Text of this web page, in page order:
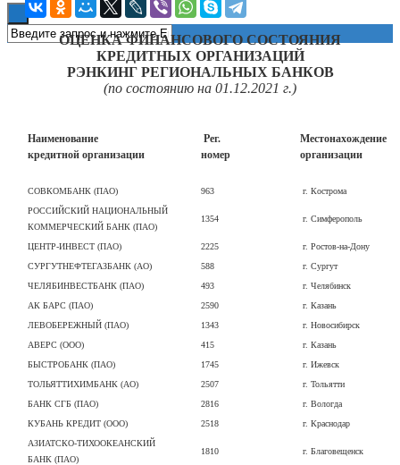
ОЦЕНКА ФИНАНСОВОГО СОСТОЯНИЯ
КРЕДИТНЫХ ОРГАНИЗАЦИЙ
РЭНКИНГ РЕГИОНАЛЬНЫХ БАНКОВ
(по состоянию на 01.12.2021 г.)
Наименование
кредитной организации
Рег.
номер
Местонахождение
организации
СОВКОМБАНК (ПАО) 963
г. Кострома
РОССИЙСКИЙ НАЦИОНАЛЬНЫЙ
КОММЕРЧЕСКИЙ БАНК (ПАО)
1354 г. Симферополь
ЦЕНТР-ИНВЕСТ (ПАО) 2225
г. Ростов-на-Дону
СУРГУТНЕФТЕГАЗБАНК (АО)
588
г. Сургут
ЧЕЛЯБИНВЕСТБАНК (ПАО)
493
г. Челябинск
АК БАРС (ПАО)
2590
г. Казань
ЛЕВОБЕРЕЖНЫЙ (ПАО)
1343
г. Новосибирск
АВЕРС (ООО)
415
г. Казань
БЫСТРОБАНК (ПАО)
1745
г. Ижевск
ТОЛЬЯТТИХИМБАНК (АО)
2507
г. Тольятти
БАНК СГБ (ПАО)
2816
г. Вологда
КУБАНЬ КРЕДИТ (ООО)
2518
г. Краснодар
АЗИАТСКО-ТИХООКЕАНСКИЙ
БАНК (ПАО)
1810 г. Благовещенск